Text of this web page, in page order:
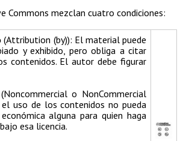
Commons mezclan cuatro condiciones:
(Attribution (by)): El material puede
y exhibido, pero obliga a citar
contenidos. El autor debe figurar
(Noncommercial o NonCommercial
el uso de los contenidos no pueda
alguna para quien haga
esa licencia.